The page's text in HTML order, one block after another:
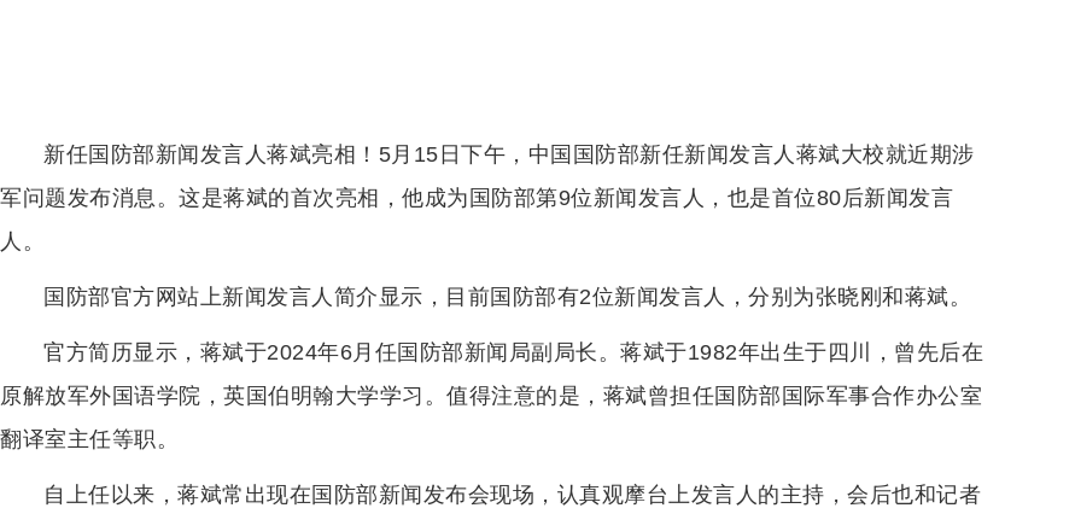
新任国防部新闻发言人蒋斌亮相！5月15日下午，中国国防部新任新闻发言人蒋斌大校就近期涉
军问题发布消息。这是蒋斌的首次亮相，他成为国防部第9位新闻发言人，也是首位80后新闻发言
人。
国防部官方网站上新闻发言人简介显示，目前国防部有2位新闻发言人，分别为张晓刚和蒋斌。
官方简历显示，蒋斌于2024年6月任国防部新闻局副局长。蒋斌于1982年出生于四川，曾先后在
原解放军外国语学院，英国伯明翰大学学习。值得注意的是，蒋斌曾担任国防部国际军事合作办公室
翻译室主任等职。
自上任以来，蒋斌常出现在国防部新闻发布会现场，认真观摩台上发言人的主持，会后也和记者